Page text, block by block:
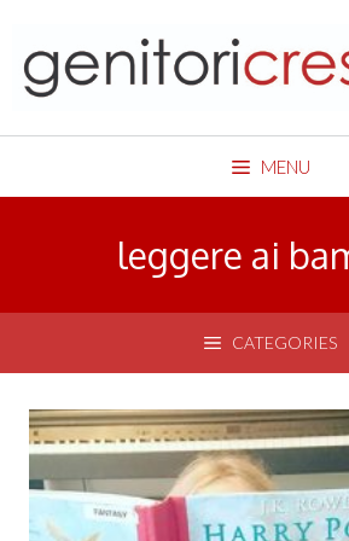
content
MENU
leggere ai
CATEGORIES